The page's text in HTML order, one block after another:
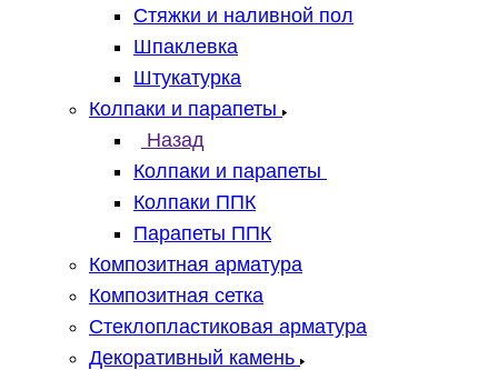
Стяжки и наливной пол
Шпаклевка
Штукатурка
Колпаки и парапеты
Назад
Колпаки и парапеты
Колпаки ППК
Парапеты ППК
Композитная арматура
Композитная сетка
Стеклопластиковая арматура
Декоративный камень